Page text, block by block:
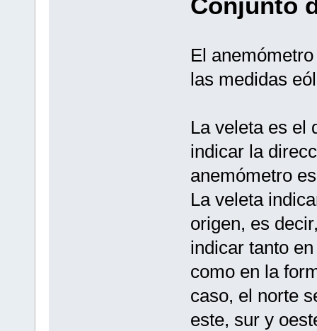
El
las medidas
La veleta es el
indicar la
anemómetro
La veleta
origen, es
indicar tanto
como en la
caso, el norte
este, sur y